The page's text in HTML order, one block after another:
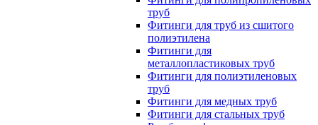
труб
Фитинги для труб из сшитого
полиэтилена
Фитинги для
металлопластиковых труб
Фитинги для полиэтиленовых
труб
Фитинги для медных труб
Фитинги для стальных труб